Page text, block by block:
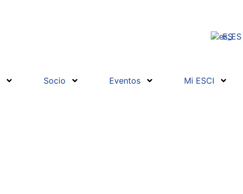
ES
Socio Eventos Mi ESCI